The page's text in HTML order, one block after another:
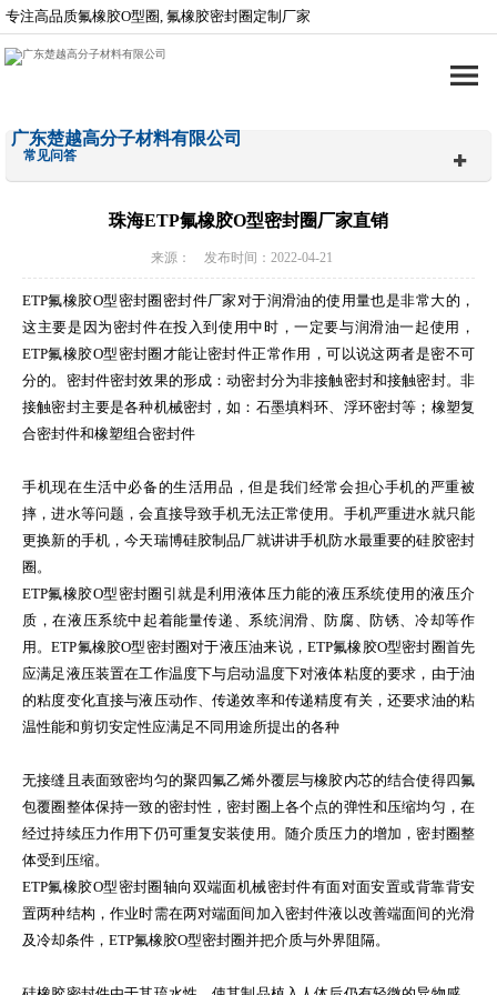
专注高品质氟橡胶O型圈, 氟橡胶密封圈定制厂家
广东楚越高分子材料有限公司
常见问答
珠海ETP氟橡胶O型密封圈厂家直销
来源： 发布时间：2022-04-21
ETP氟橡胶O型密封圈密封件厂家对于润滑油的使用量也是非常大的，
这主要是因为密封件在投入到使用中时，一定要与润滑油一起使用，
ETP氟橡胶O型密封圈才能让密封件正常作用，可以说这两者是密不可
分的。密封件密封效果的形成：动密封分为非接触密封和接触密封。非
接触密封主要是各种机械密封，如：石墨填料环、浮环密封等；橡塑复
合密封件和橡塑组合密封件
手机现在生活中必备的生活用品，但是我们经常会担心手机的严重被
摔，进水等问题，会直接导致手机无法正常使用。手机严重进水就只能
更换新的手机，今天瑞博硅胶制品厂就讲讲手机防水最重要的硅胶密封
圈。
ETP氟橡胶O型密封圈引就是利用液体压力能的液压系统使用的液压介
质，在液压系统中起着能量传递、系统润滑、防腐、防锈、冷却等作
用。ETP氟橡胶O型密封圈对于液压油来说，ETP氟橡胶O型密封圈首先
应满足液压装置在工作温度下与启动温度下对液体粘度的要求，由于油
的粘度变化直接与液压动作、传递效率和传递精度有关，还要求油的粘
温性能和剪切安定性应满足不同用途所提出的各种
无接缝且表面致密均匀的聚四氟乙烯外覆层与橡胶内芯的结合使得四氟
包覆圈整体保持一致的密封性，密封圈上各个点的弹性和压缩均匀，在
经过持续压力作用下仍可重复安装使用。随介质压力的增加，密封圈整
体受到压缩。
ETP氟橡胶O型密封圈轴向双端面机械密封件有面对面安置或背靠背安
置两种结构，作业时需在两对端面间加入密封件液以改善端面间的光滑
及冷却条件，ETP氟橡胶O型密封圈并把介质与外界阻隔。